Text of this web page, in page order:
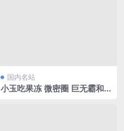
国内名站
小玉吃果冻 微密圈 巨无霸和